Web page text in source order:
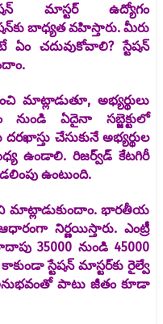
మాస్టర్ ఉద్యోగం
బాధ్యత వహిస్తారు. మీరు
ఏం చదువుకోవాలి? స్టేషన్
మాట్లాడుతూ, అభ్యర్థులు
నుండి ఏదైనా సబ్జెక్టులో
చేసుకునే అభ్యర్థుల
ఉండాలి. రిజర్వ్‌డ్ కేటగిరీ
ఉంటుంది.
మాట్లాడుకుందాం. భారతీయ
నిర్ణయిస్తారు. ఎంట్రీ
35000 నుండి 45000
స్టేషన్ మాస్టర్‌కు రైల్వే
పాటు జీతం కూడా